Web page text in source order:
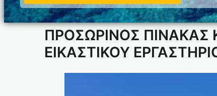
ΠΡΟΣΩΡΙΝΟΣ ΠΙΝΑΚΑΣ
ΕΙΚΑΣΤΙΚΟΥ